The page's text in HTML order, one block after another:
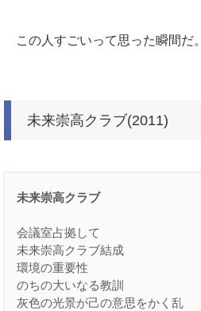
この人すごいって思った瞬間だ。
未来崇高クラブ(2011)
未来崇高クラブ
会議室占拠して
未来崇高クラブ結成
環境の重要性
のちの大いなる教訓
灰色の光景が己の意思をかく乱